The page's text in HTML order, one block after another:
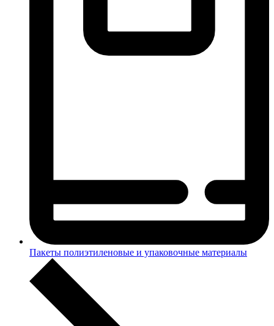
Пакеты полиэтиленовые и упаковочные материалы